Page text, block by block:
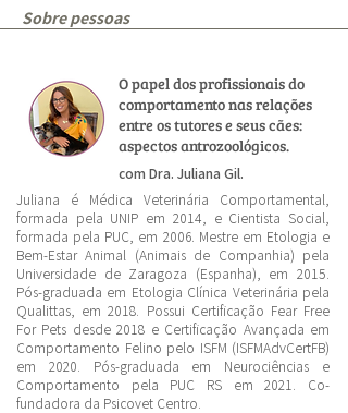
Sobre pessoas
O papel dos profissionais do
comportamento nas relações
entre os tutores e seus cães:
aspectos antrozoológicos.
com Dra. Juliana Gil.
Juliana é Médica Veterinária Comportamental,
formada pela UNIP em 2014, e Cientista Social,
formada pela PUC, em 2006. Mestre em Etologia e
Bem-Estar Animal (Animais de Companhia) pela
Universidade de Zaragoza (Espanha), em 2015.
Pós-graduada em Etologia Clínica Veterinária pela
Qualittas, em 2018. Possui Certificação Fear Free
For Pets desde 2018 e Certificação Avançada em
Comportamento Felino pelo ISFM (ISFMAdvCertFB)
em 2020. Pós-graduada em Neurociências e
Comportamento pela PUC RS em 2021. Co-
fundadora da Psicovet Centro.